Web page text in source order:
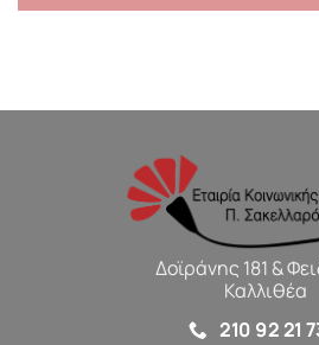
Δοϊράνης 181 &
Καλλιθέα
210 92 21